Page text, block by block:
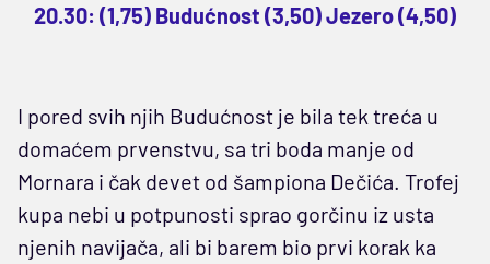
20.30: (1,75) Budućnost (3,50) Jezero (4,50)
I pored svih njih Budućnost je bila tek treća u
domaćem prvenstvu, sa tri boda manje od
Mornara i čak devet od šampiona Dečića. Trofej
kupa nebi u potpunosti sprao gorčinu iz usta
njenih navijača, ali bi barem bio prvi korak ka